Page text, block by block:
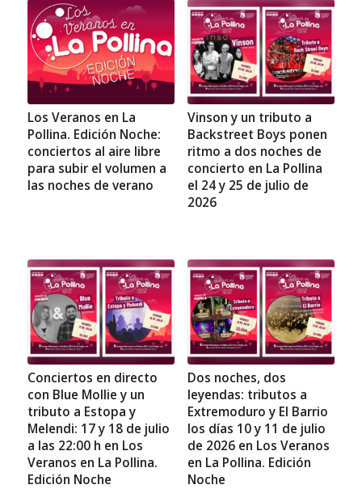
Los Veranos en La
Pollina. Edición Noche:
conciertos al aire libre
para subir el volumen a
las noches de verano
Vinson y un tributo a
Backstreet Boys ponen
ritmo a dos noches de
concierto en La Pollina
el 24 y 25 de julio de
2026
Conciertos en directo
con Blue Mollie y un
tributo a Estopa y
Melendi: 17 y 18 de julio
a las 22:00 h en Los
Veranos en La Pollina.
Edición Noche
Dos noches, dos
leyendas: tributos a
Extremoduro y El Barrio
los días 10 y 11 de julio
de 2026 en Los Veranos
en La Pollina. Edición
Noche